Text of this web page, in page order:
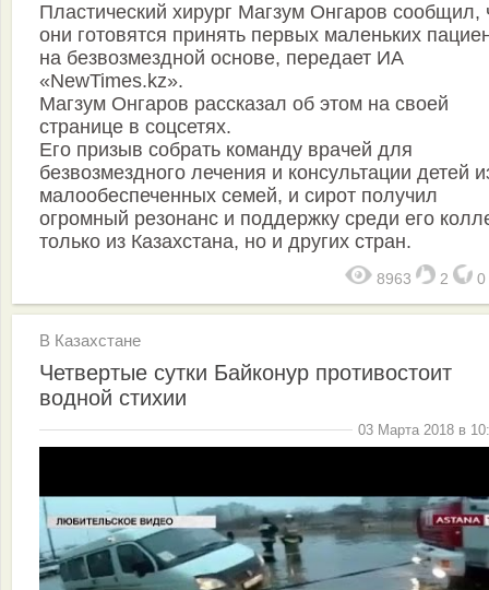
Пластический хирург Магзум Онгаров сообщил,
они готовятся принять первых маленьких
на безвозмездной основе, передает ИА
«NewTimes.kz».
Магзум Онгаров рассказал об этом на своей
странице в соцсетях.
Его призыв собрать команду врачей для
безвозмездного лечения и консультации детей
малообеспеченных семей, и сирот получил
огромный резонанс и поддержку среди его
только из Казахстана, но и других стран.
8963 2 0
В Казахстане
Четвертые сутки Байконур противостоит
водной стихии
03 Марта 2018 в